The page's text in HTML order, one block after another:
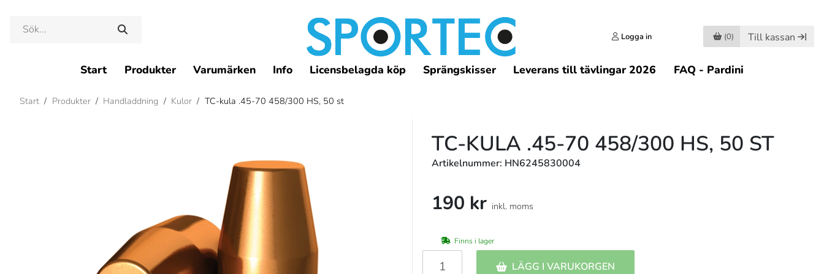
Logga in (0) Till kassan
Start Produkter Varumärken Info Licensbelagda köp Sprängskisser Leverans till tävlingar 2026 FAQ - Pardini
Start / Produkter / Handladdning / Kulor / TC-kula .45-70 458/300 HS, 50 st
TC-KULA .45-70 458/300 HS, 50 ST
Artikelnummer: HN6245830004
190 kr inkl. moms
Finns i lager
LÄGG I VARUKORGEN